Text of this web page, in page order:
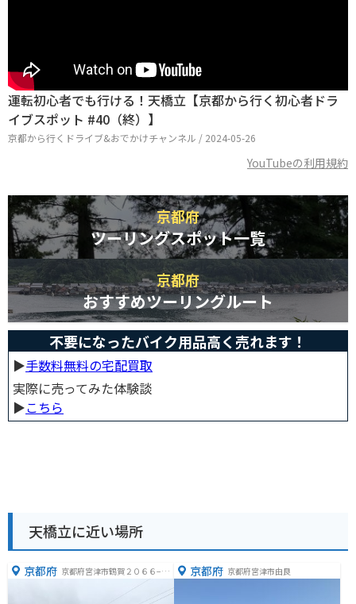
運転初心者でも行ける！天橋立【京都から行く初心者ドラ
イブスポット #40（終）】
京都から行くドライブ&おでかけチャンネル / 2024-05-26
YouTubeの利用規約
京都府
ツーリングスポット一覧
京都府
おすすめツーリングルート
不要になったバイク用品高く売れます！
▶︎手数料無料の宅配買取
実際に売ってみた体験談
▶︎こちら
天橋立に近い場所
京都府 京都府宮津市鶴賀２０６６−５
京都府 京都府宮津市由良